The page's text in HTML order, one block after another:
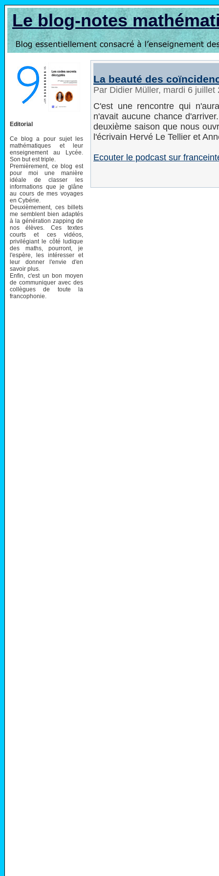
Le blog-notes
Editorial
Ce blog a pour sujet les
mathématiques et leur
enseignement au Lycée.
Son but est triple.
Premièrement, ce blog est
pour moi une manière
idéale de classer les
informations que je glâne
au cours de mes voyages
en Cybérie.
Deuxièmement, ces billets
me semblent bien adaptés
à la génération zapping de
nos élèves. Ces textes
courts et ces vidéos,
privilégiant le côté ludique
des maths, pourront, je
l'espère, les intéresser et
leur donner l'envie d'en
savoir plus.
Enfin, c'est un bon moyen
de communiquer avec des
collègues de toute la
francophonie.
La beauté des
Par Didier Müller, mardi 6
C'est une rencontre qui
n'avait aucune chance
deuxième saison que nous
l'écrivain Hervé Le Tellier et
Ecouter le podcast sur